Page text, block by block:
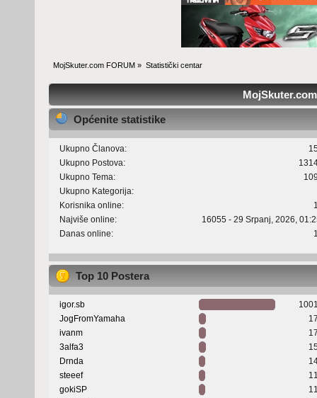
MojSkuter.com FORUM » Statistički centar
Općenite statistike
Ukupno Članova:
Ukupno Postova:
Ukupno Tema:
Ukupno Kategorija:
Korisnika online:
Najviše online:
16055 - 29 Srpanj, 2026,
Danas online:
Top 10 Postera
igor.sb
JogFromYamaha
ivanm
3alfa3
Drnda
steeef
gokiSP